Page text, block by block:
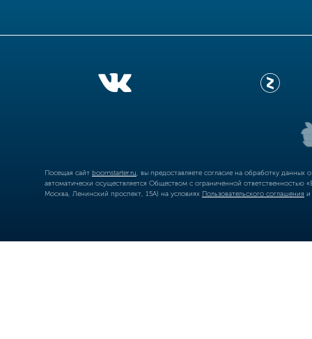
Посещая сайт boomstarter.ru , вы предоставляете согласие на обработку
автоматически осуществляется Обществом с ограниченной
Москва, Ленинский проспект, 15А) на условиях Пользовательского соглашения и